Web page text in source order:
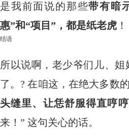
是我前面说的那些带有暗
惠”和“项目”，都是纸老虎 ！
结语
所以说啊，老少爷们儿、
了。? 在咱这，在绝大多数
头缝里、让恁舒服得直哼
来！” 这句关心的话。